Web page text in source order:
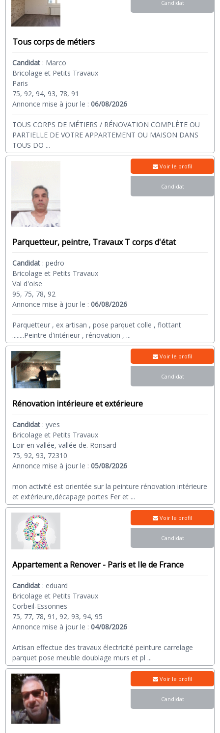
Tous corps de métiers
Candidat : Marco
Bricolage et Petits Travaux
Paris
75, 92, 94, 93, 78, 91
Annonce mise à jour le :06/08/2026
TOUS CORPS DE MÉTIERS / RÉNOVATION COMPLÈTE OU
PARTIELLE DE VOTRE APPARTEMENT OU MAISON DANS
TOUS DO ...
Candidat
Parquetteur, peintre, Travaux T corps d'état
Candidat :pedro
Bricolage et Petits Travaux
Val d'oise
95, 75, 78, 92
Annonce mise à jour le :06/08/2026
Parquetteur , ex artisan , pose parquet colle , flottant
........Peintre d'intérieur , rénovation , ...
Voir le profil
Candidat
Rénovation intérieure et extérieure
Candidat :yves
Bricolage et Petits Travaux
Loir en vallée, vallée de. Ronsard
75, 92, 93, 72310
Annonce mise à jour le :05/08/2026
mon activité est orientée sur la peinture rénovation intérieure
et extérieure,décapage portes Fer et ...
Voir le profil
Candidat
Appartement a Renover - Paris et Ile de France
Candidat : eduard
Bricolage et Petits Travaux
Corbeil-Essonnes
75, 77, 78, 91, 92, 93, 94, 95
Annonce mise à jour le :04/08/2026
Artisan effectue des travaux électricité peinture carrelage
parquet pose meuble doublage murs et pl ...
Voir le profil
Candidat
Voir le profil
Candidat